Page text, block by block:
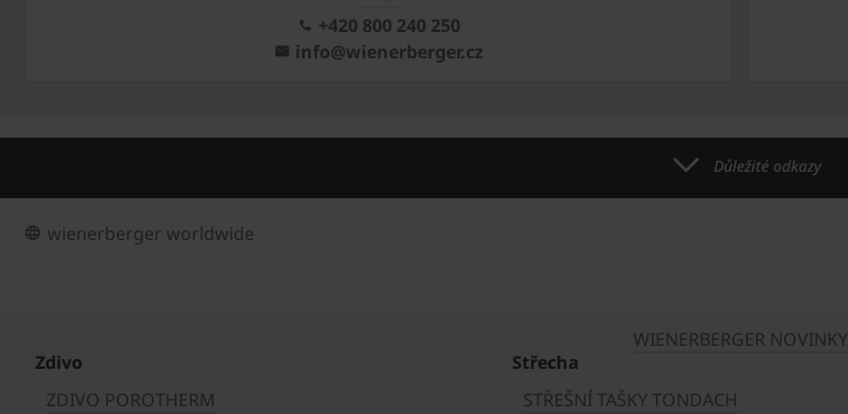
+420 800 240 250
info@wienerberger.cz
Důležité odkazy
wienerberger worldwide
WIENERBERGER NOVINKY
Zdivo
ZDIVO POROTHERM
Střecha
STŘEŠNÍ TAŠKY TONDACH